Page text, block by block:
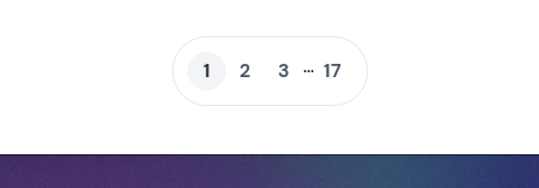
1 2 3 ... 17